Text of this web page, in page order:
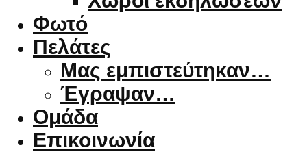
Φωτό
Πελάτες
Μας εμπιστεύτηκαν…
Έγραψαν…
Ομάδα
Επικοινωνία